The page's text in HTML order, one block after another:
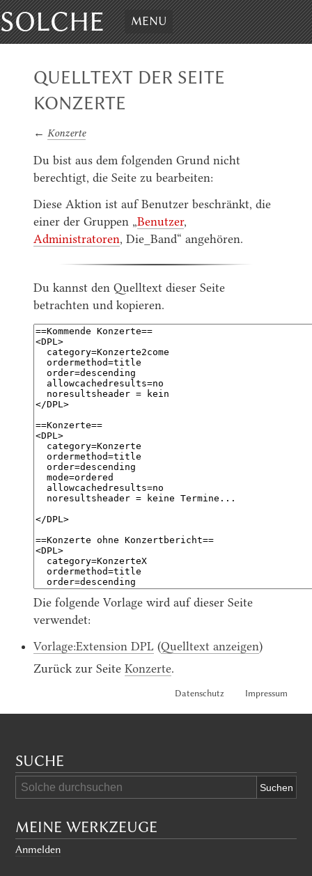
SOLCHE MENU
QUELLTEXT DER SEITE
KONZERTE
← Konzerte
Du bist aus dem folgenden Grund nicht
berechtigt, die Seite zu bearbeiten:
Diese Aktion ist auf Benutzer beschränkt, die
einer der Gruppen „Benutzer,
Administratoren, Die_Band“ angehören.
Du kannst den Quelltext dieser Seite
betrachten und kopieren.
Die folgende Vorlage wird auf dieser Seite
verwendet:
Vorlage:Extension DPL (Quelltext anzeigen)
Zurück zur Seite Konzerte.
Datenschutz Impressum
SUCHE
MEINE WERKZEUGE
Anmelden